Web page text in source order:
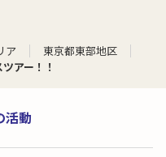
ア
東京都東部地区
アー！！
活動